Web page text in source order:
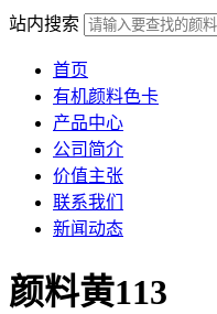
站内搜索
首页
有机颜料色卡
产品中心
公司简介
价值主张
联系我们
新闻动态
颜料黄113